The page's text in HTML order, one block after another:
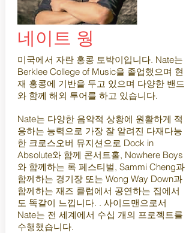
네이트 웡
미국에서 자란 홍콩 토박이입니다. Nate는
Berklee College of Music을 졸업했으며 현
재 홍콩에 기반을 두고 있으며 다양한 밴드
와 함께 해외 투어를 하고 있습니다.
Nate는 다양한 음악적 상황에 원활하게 적
응하는 능력으로 가장 잘 알려진 다재다능
한 크로스오버 뮤지션으로 Dock in
Absolute와 함께 콘서트홀, Nowhere Boys
와 함께하는 록 페스티벌, Sammi Cheng과
함께하는 경기장 또는 Wong Way Down과
함께하는 재즈 클럽에서 공연하는 집에서
도 똑같이 느낍니다. . 사이드맨으로서
Nate는 전 세계에서 수십 개의 프로젝트를
수행했습니다.